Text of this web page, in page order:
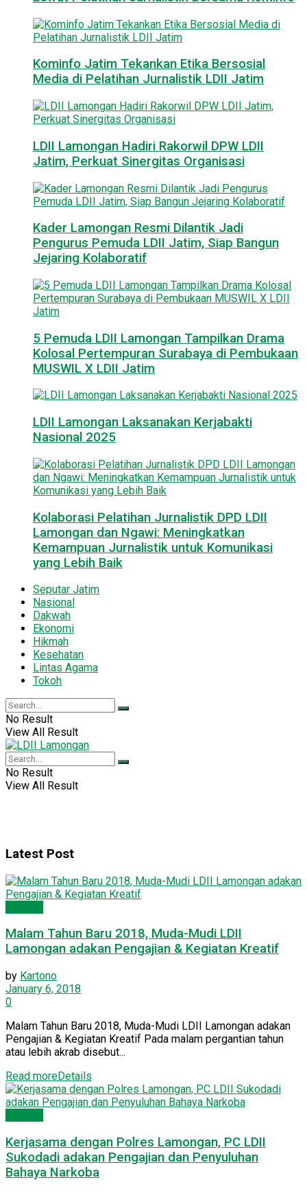
Kominfo Jatim Tekankan Etika Bersosial
Media di Pelatihan Jurnalistik LDII Jatim
LDII Lamongan Hadiri Rakorwil DPW LDII
Jatim, Perkuat Sinergitas Organisasi
Kader Lamongan Resmi Dilantik Jadi
Pengurus Pemuda LDII Jatim, Siap Bangun
Jejaring Kolaboratif
5 Pemuda LDII Lamongan Tampilkan Drama
Kolosal Pertempuran Surabaya di Pembukaan
MUSWIL X LDII Jatim
LDII Lamongan Laksanakan Kerjabakti
Nasional 2025
Kolaborasi Pelatihan Jurnalistik DPD LDII
Lamongan dan Ngawi: Meningkatkan
Kemampuan Jurnalistik untuk Komunikasi
yang Lebih Baik
Seputar Jatim
Nasional
Dakwah
Ekonomi
Hikmah
Kesehatan
Lintas Agama
Tokoh
No Result
View All Result
No Result
View All Result
Latest Post
Malam Tahun Baru 2018, Muda-Mudi LDII
Lamongan adakan Pengajian & Kegiatan Kreatif
by Kartono
January 6, 2018
0
Malam Tahun Baru 2018, Muda-Mudi LDII Lamongan adakan
Pengajian & Kegiatan Kreatif Pada malam pergantian tahun
atau lebih akrab disebut...
Read moreDetails
Kerjasama dengan Polres Lamongan, PC LDII
Sukodadi adakan Pengajian dan Penyuluhan
Bahaya Narkoba